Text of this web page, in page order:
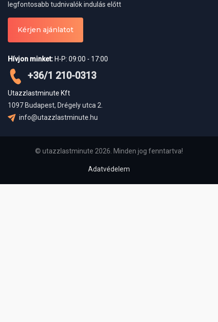
legfontosabb tudnivalók indulás előtt
Kérjen ajánlatot
Hívjon minket: H-P: 09:00 - 17:00
+36/1 210-0313
Utazzlastminute Kft
1097 Budapest, Drégely utca 2.
info@utazzlastminute.hu
© utazzlastminute 2026. Minden jog fenntartva!
Adatvédelem